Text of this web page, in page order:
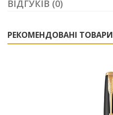
ВІДГУКІВ (0)
РЕКОМЕНДОВАНІ ТОВАРИ